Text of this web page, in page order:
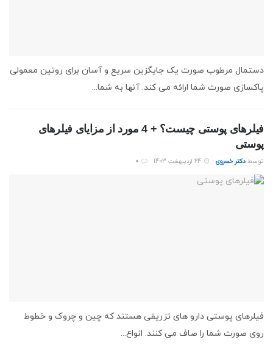
دستمال مرطوب صورت یک جایگزین سریع و آسان برای روتین معمولی
پاکسازی صورت شما ارائه می کند. آنها به شما...
فیلرهای پوستی چیست؟ + 4 مورد از مزایای فیلرهای
پوستی
توسط دکتر خسروی
فیلرهای پوستی دارو های تزریقی هستند که چین و چروک و خطوط
روی صورت شما را صاف می کنند. انواع...